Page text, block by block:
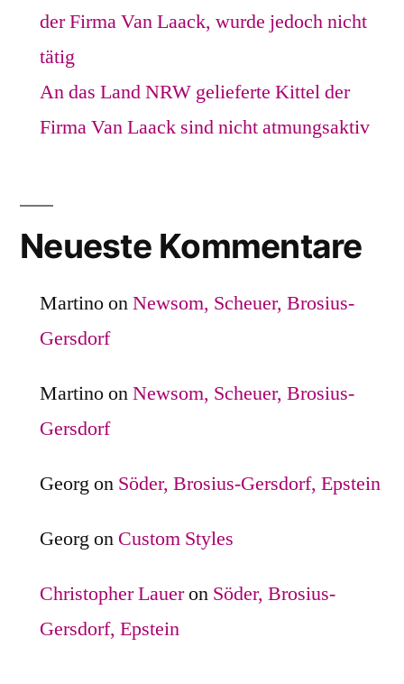
der Firma Van Laack, wurde jedoch nicht
tätig
An das Land NRW gelieferte Kittel der
Firma Van Laack sind nicht atmungsaktiv
Neueste Kommentare
MartinoonNewsom, Scheuer, Brosius-
Gersdorf
MartinoonNewsom, Scheuer, Brosius-
Gersdorf
Georgon Söder, Brosius-Gersdorf, Epstein
Georgon Custom Styles
Christopher Laueron Söder, Brosius-
Gersdorf, Epstein